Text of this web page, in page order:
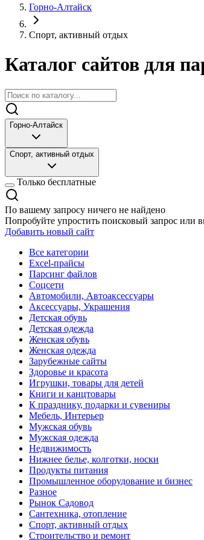
Горно-Алтайск
Спорт, активный отдых
Каталог сайтов для
Горно-Алтайск
Спорт, активный отдых
Только бесплатные
По вашему запросу ничего не найдено
Попробуйте упростить поисковый запрос или
Добавить новый сайт
Все категории
Excel-прайсы
Парсинг файлов
Соцсети
Автомобили, Автоаксессуары
Аксессуары, Украшения
Детская обувь
Детская одежда
Женская обувь
Женская одежда
Зарубежные сайты
Здоровье и красота
Игрушки, товары для детей
Книги и канцтовары
К празднику, подарки и сувениры
Мебель, Интерьер
Мужская обувь
Мужская одежда
Недвижимость
Нижнее белье, колготки, носки
Продукты питания
Промышленное оборудование и бизнес
Разное
Рынок Садовод
Сантехника, отопление
Спорт, активный отдых
Строительство и ремонт